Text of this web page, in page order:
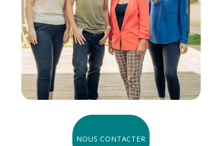
NOUS CONTACTER